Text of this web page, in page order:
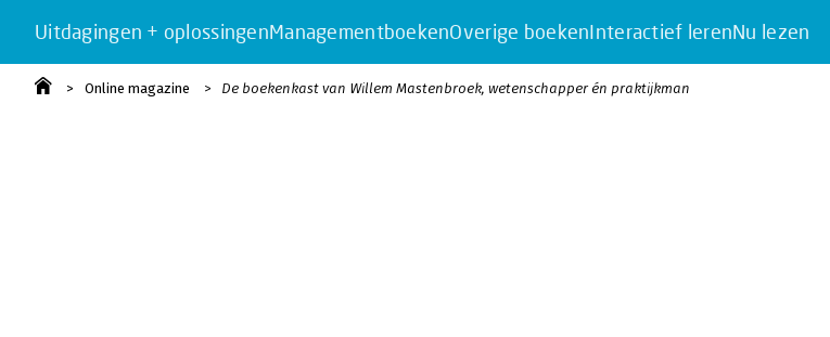
Uitdagingen + oplossingenManagementboekenOverige boekenInteractief lerenNu lezen
Online magazine De boekenkast van Willem Mastenbroek, wetenschapper én praktijkman